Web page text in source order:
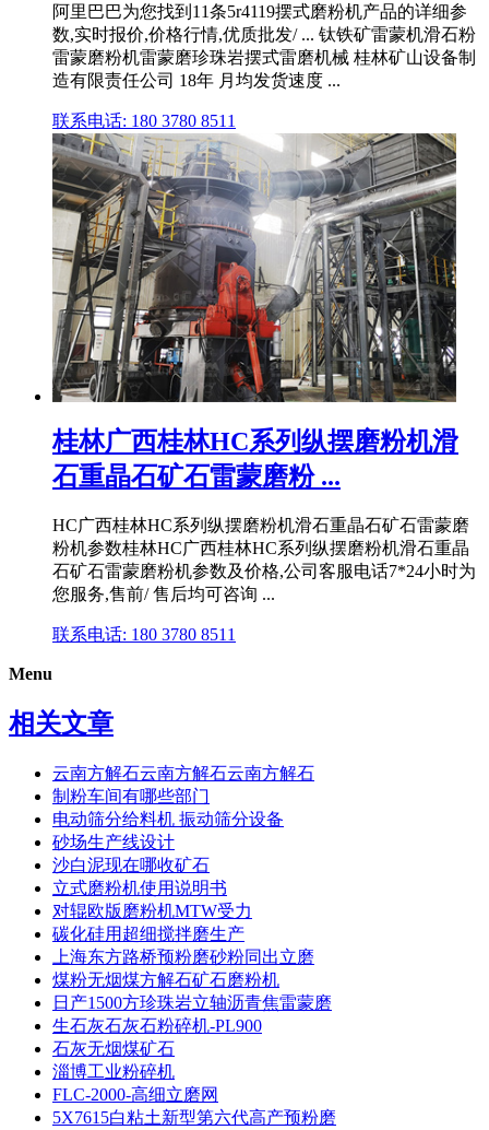
阿里巴巴为您找到11条5r4119摆式磨粉机产品的详细参
数,实时报价,价格行情,优质批发/ ... 钛铁矿雷蒙机滑石粉
雷蒙磨粉机雷蒙磨珍珠岩摆式雷磨机械 桂林矿山设备制
造有限责任公司 18年 月均发货速度 ...
联系电话: 180 3780 8511
桂林广西桂林HC系列纵摆磨粉机滑
石重晶石矿石雷蒙磨粉 ...
HC广西桂林HC系列纵摆磨粉机滑石重晶石矿石雷蒙磨
粉机参数桂林HC广西桂林HC系列纵摆磨粉机滑石重晶
石矿石雷蒙磨粉机参数及价格,公司客服电话7*24小时为
您服务,售前/ 售后均可咨询 ...
联系电话: 180 3780 8511
Menu
相关文章
云南方解石云南方解石云南方解石
制粉车间有哪些部门
电动筛分给料机 振动筛分设备
砂场生产线设计
沙白泥现在哪收矿石
立式磨粉机使用说明书
对辊欧版磨粉机MTW受力
碳化硅用超细搅拌磨生产
上海东方路桥预粉磨砂粉同出立磨
煤粉无烟煤方解石矿石磨粉机
日产1500方珍珠岩立轴沥青焦雷蒙磨
生石灰石灰石粉碎机-PL900
石灰无烟煤矿石
淄博工业粉碎机
FLC-2000-高细立磨网
5X7615白粘土新型第六代高产预粉磨